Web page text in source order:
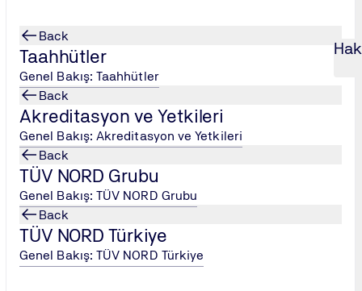
Back
Taahhütler
Genel Bakış: Taahhütler
Back
Akreditasyon ve Yetkileri
Genel Bakış: Akreditasyon ve Yetkileri
Back
TÜV NORD Grubu
Genel Bakış: TÜV NORD Grubu
Back
TÜV NORD Türkiye
Genel Bakış: TÜV NORD Türkiye
Etkin İletişim Becerileri Eğit...
imi
düşüncelerinizi, duygularınızı ve ihtiyaçlarınızı açık,